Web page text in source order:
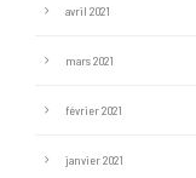
avril 2021
mars 2021
février 2021
janvier 2021